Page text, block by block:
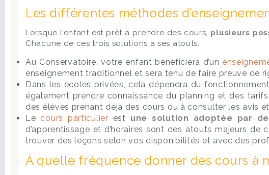
Les différentes méthodes
Lorsque l’enfant est prêt à prendre des cours, plusieurs
Chacune de ces trois solutions a ses atouts.
Au Conservatoire, votre enfant bénéficiera d’un
enseignement traditionnel et sera tenu de faire preuve de
Dans les écoles privées, cela dépendra du
également prendre connaissance du planning et des
des élèves prenant déjà des cours ou à consulter les avis
Le cours particulier est une solution adoptée par
d’apprentissage et d’horaires sont des atouts majeurs
trouver des leçons selon vos disponibilités et avec des
À quelle fréquence donner des cours à